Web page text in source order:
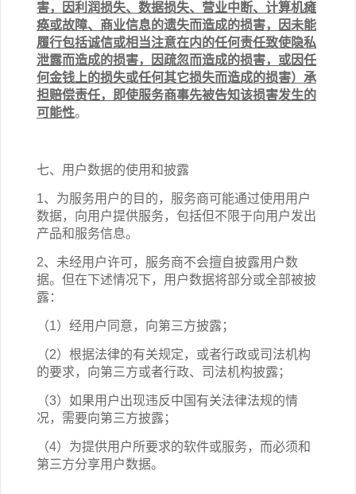
害，因利润损失、数据损失、营业中断、计算机瘫
痪或故障、商业信息的遗失而造成的损害，因未能
履行包括诚信或相当注意在内的任何责任致使隐私
泄露而造成的损害，因疏忽而造成的损害，或因任
何金钱上的损失或任何其它损失而造成的损害）承
担赔偿责任，即使服务商事先被告知该损害发生的
可能性。
七、用户数据的使用和披露
1、为服务用户的目的，服务商可能通过使用用户
数据，向用户提供服务，包括但不限于向用户发出
产品和服务信息。
2、未经用户许可，服务商不会擅自披露用户数
据。但在下述情况下，用户数据将部分或全部被披
露：
（1）经用户同意，向第三方披露；
（2）根据法律的有关规定，或者行政或司法机构
的要求，向第三方或者行政、司法机构披露；
（3）如果用户出现违反中国有关法律法规的情
况，需要向第三方披露；
（4）为提供用户所要求的软件或服务，而必须和
第三方分享用户数据。